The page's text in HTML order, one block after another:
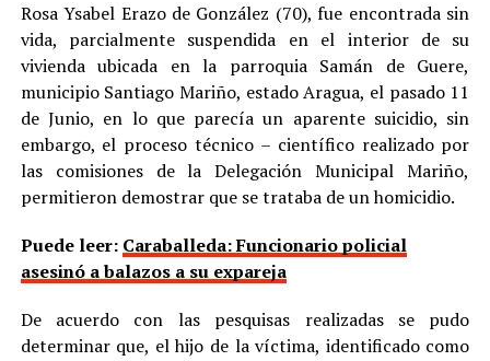
Rosa Ysabel Erazo de González (70), fue encontrada sin
vida, parcialmente suspendida en el interior de su
vivienda ubicada en la parroquia Samán de Guere,
municipio Santiago Mariño, estado Aragua, el pasado 11
de Junio, en lo que parecía un aparente suicidio, sin
embargo, el proceso técnico – científico realizado por
las comisiones de la Delegación Municipal Mariño,
permitieron demostrar que se trataba de un homicidio.
Puede leer: Caraballeda: Funcionario policial
asesinó a balazos a su expareja
De acuerdo con las pesquisas realizadas se pudo
determinar que, el hijo de la víctima, identificado como